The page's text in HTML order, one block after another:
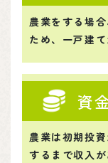
農業をする場
ため、一戸建て
資
農業は初期投
するまで収入